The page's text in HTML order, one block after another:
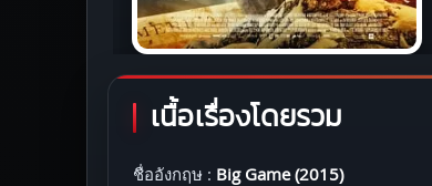
เนื้อเรื่องโดยรวม
ชื่ออังกฤษ : Big Game (2015)